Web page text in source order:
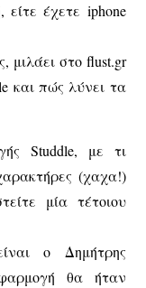
έχετε iphone
μιλάει στο flust.gr
και πώς λύνει τα
Studdle, με τι
(χαχα!)
μία τέτοιου
ο Δημήτρης
θα ήταν